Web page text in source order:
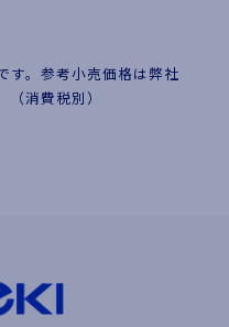
す。参考小売価格は弊社
消費税別）